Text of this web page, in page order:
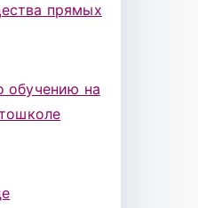
прямых
обучению на